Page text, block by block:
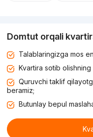
Domtut orqali
Talablaringizga mos
Kvartira sotib
Quruvchi taklif
beramiz;
Butunlay bepul